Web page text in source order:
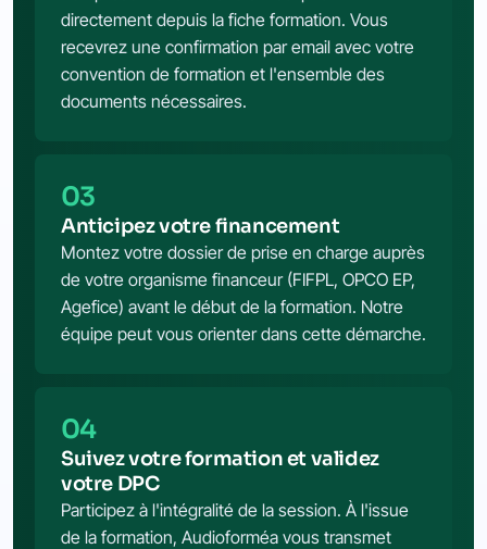
directement depuis la fiche formation. Vous
recevrez une confirmation par email avec votre
convention de formation et l'ensemble des
documents nécessaires.
03
Anticipez votre financement
Montez votre dossier de prise en charge auprès
de votre organisme financeur (FIFPL, OPCO EP,
Agefice) avant le début de la formation. Notre
équipe peut vous orienter dans cette démarche.
04
Suivez votre formation et validez
votre DPC
Participez à l'intégralité de la session. À l'issue
de la formation, Audioforméa vous transmet